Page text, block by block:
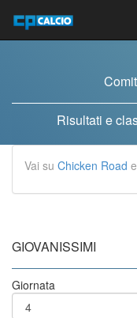
contenuto
Risultati e
Vai su Chicken Road
GIOVANISSIMI
Giornata